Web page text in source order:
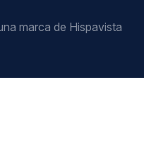
marca de Hispavista